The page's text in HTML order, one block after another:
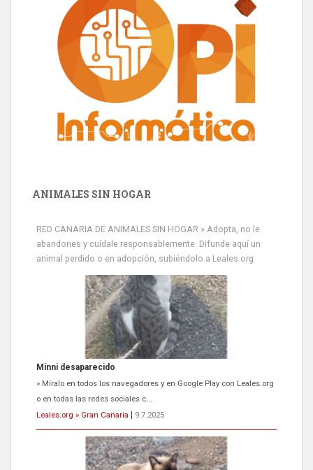
ANIMALES SIN HOGAR
RED CANARIA DE ANIMALES SIN HOGAR » Adopta, no le
abandones y cuídale responsablemente. Difunde aquí un
animal perdido o en adopción, subiéndolo a Leales.org
» Míralo en todos los navegadores y en Google Play con Leales.org
o en todas las redes sociales c...
Siami Perdida
Se llama Siami,es hembra de 4 años,esterilizada con marca de
oreja,cariñosa,mimosa pero miedosa,e...
Leales.org » Gran Canaria | 9.7.2025